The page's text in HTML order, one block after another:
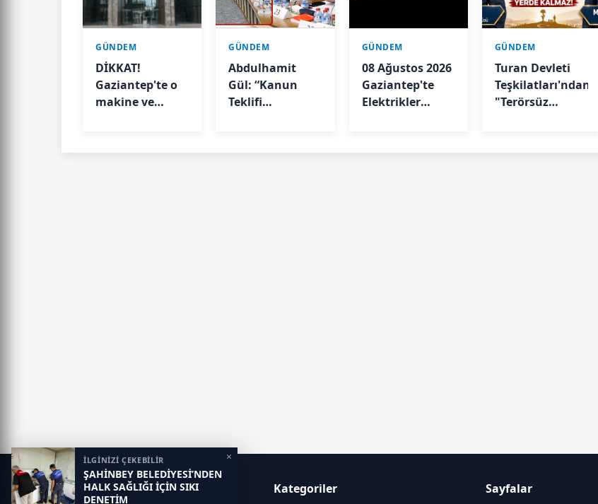
GÜNDEM
DİKKAT!
Gaziantep'te o
makine ve
GÜNDEM
Abdulhamit
Gül: “Kanun
Teklifi
GÜNDEM
08 Ağustos 2026
Gaziantep'te
Elektrikler
GÜNDEM
Turan Devleti
Teşkilatları'ndan
"Terörsüz
İLGİNİZİ ÇEKEBİLİR
ŞAHİNBEY BELEDİYESİ’NDEN
HALK SAĞLIĞI İÇİN SIKI
DENETİM
×
Gaziantep Postası Kategoriler Sayfalar